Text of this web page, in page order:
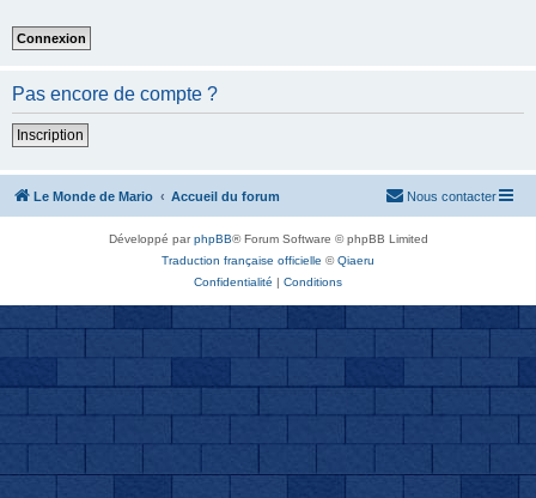
Pas encore de compte ?
Inscription
Le Monde de Mario Accueil du forum Nous contacter
Développé parphpBB® Forum Software © phpBB Limited
Traduction française officielle ©Qiaeru
Confidentialité | Conditions